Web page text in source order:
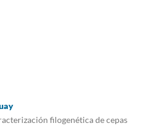
filogenética de cepas